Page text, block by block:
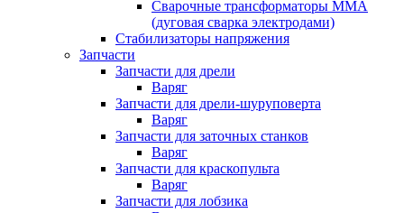
Сварочные трансформаторы ММА
(дуговая сварка электродами)
Стабилизаторы напряжения
Запчасти
Запчасти для дрели
Варяг
Запчасти для дрели-шуруповерта
Варяг
Запчасти для заточных станков
Варяг
Запчасти для краскопульта
Варяг
Запчасти для лобзика